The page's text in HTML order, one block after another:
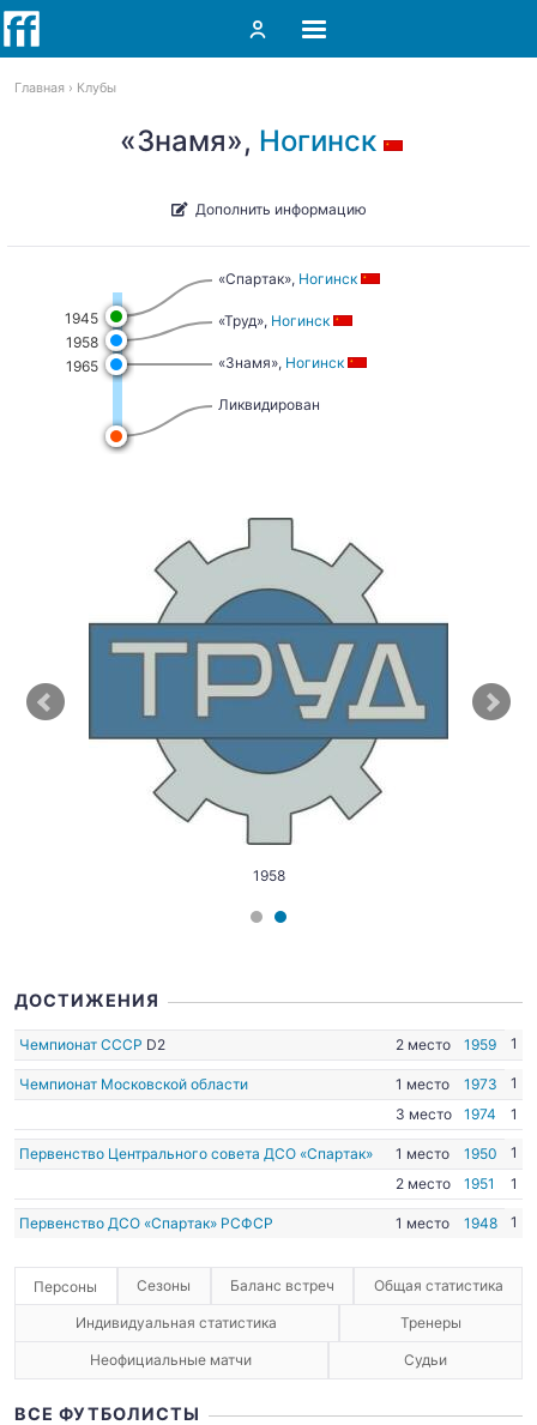
Главная Клубы
«Знамя», Ногинск
Дополнить информацию
1945
1958
1965
«Спартак», Ногинск
«Труд», Ногинск
«Знамя», Ногинск
Ликвидирован
1958
ДОСТИЖЕНИЯ
Чемпионат СССР D2 2 место 1959 1
Чемпионат Московской области 1 место 1973
1
3 место
1974 1
Первенство Центрального совета ДСО «Спартак» 1 место 1950
1
2 место
1951 1
Первенство ДСО «Спартак» РСФСР 1 место 1948 1
Персоны Сезоны Баланс встреч Общая статистика
Индивидуальная статистика Тренеры
Неофициальные матчи Судьи
ВСЕ ФУТБОЛИСТЫ